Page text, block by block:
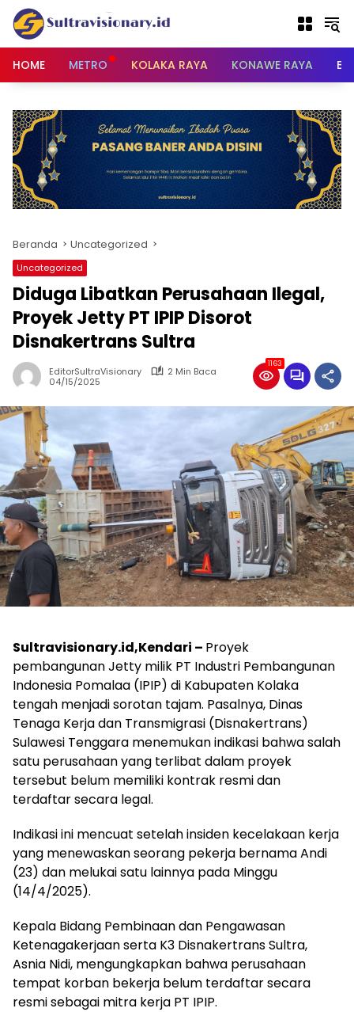
Langsung
konten
HOME
METRO KOLAKA RAYA KONAWE RAYA
Beranda Uncategorized
Uncategorized
Diduga Libatkan Perusahaan Ilegal,
Proyek Jetty PT IPIP Disorot
Disnakertrans Sultra
EditorSultraVisionary
2 Min Baca
04/15/2025
1163
Sultravisionary.id,Kendari – Proyek
pembangunan Jetty milik PT Industri Pembangunan
Indonesia Pomalaa (IPIP) di Kabupaten Kolaka
tengah menjadi sorotan tajam. Pasalnya, Dinas
Tenaga Kerja dan Transmigrasi (Disnakertrans)
Sulawesi Tenggara menemukan indikasi bahwa salah
satu perusahaan yang terlibat dalam proyek
tersebut belum memiliki kontrak resmi dan
terdaftar secara legal.
Indikasi ini mencuat setelah insiden kecelakaan kerja
yang menewaskan seorang pekerja bernama Andi
(23) dan melukai satu lainnya pada Minggu
(14/4/2025).
Kepala Bidang Pembinaan dan Pengawasan
Ketenagakerjaan serta K3 Disnakertrans Sultra,
Asnia Nidi, mengungkapkan bahwa perusahaan
tempat korban bekerja belum terdaftar secara
resmi sebagai mitra kerja PT IPIP.